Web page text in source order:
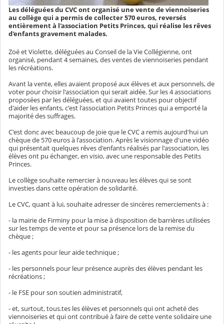
Les déléguées du CVC ont organisé une vente de viennoiseries
au collège qui a permis de collecter 570 euros, reversés
entièrement à l'association Petits Princes, qui réalise les rêves
d'enfants gravement malades.
Zoé et Violette, déléguées au Conseil de la Vie Collégienne, ont
organisé, pendant 4 semaines, des ventes de viennoiseries pendant
les récréations.
Avant la vente, elles avaient proposé aux élèves et aux personnels, de
voter pour choisir l'association qui serait aidée. Sur les 4 associations
proposées par les déléguées, et qui avaient toutes pour objectif
d'aider les enfants, c'est l'association Petits Princes qui a emporté la
majorité des suffrages.
C'est donc avec beaucoup de joie que le CVC a remis aujourd'hui un
chèque de 570 euros à l'association. Après le visionnage d'une vidéo
qui présentait quelques rêves d'enfants réalisés par l'association, les
élèves ont pu échanger, en visio, avec une responsable des Petits
Princes.
Le collège souhaite remercier à nouveau les élèves qui se sont
investies dans cette opération de solidarité.
Le CVC, quant à lui, souhaite adresser de sincères remerciements à :
- la mairie de Firminy pour la mise à disposition de barrières utilisées
sur les temps de vente et pour sa présence lors de la remise du
chèque ;
- les agents pour leur aide technique ;
- les personnels pour leur présence auprès des élèves pendant les
récréations ;
- le FSE pour son soutien administratif,
- et, surtout, tous.tes les élèves et personnels qui ont acheté des
viennoiseries et qui ont contribué à faire de cette vente solidaire une